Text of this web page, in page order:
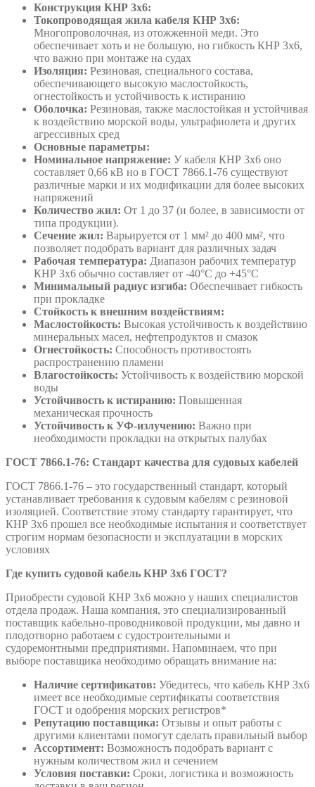
Конструкция КНР 3х6:
Токопроводящая жила кабеля КНР 3х6:
Многопроволочная, из отожженной меди. Это
обеспечивает хоть и не большую, но гибкость КНР 3х6,
что важно при монтаже на судах
Изоляция: Резиновая, специального состава,
обеспечивающего высокую маслостойкость,
огнестойкость и устойчивость к истиранию
Оболочка: Резиновая, также маслостойкая и устойчивая
к воздействию морской воды, ультрафиолета и других
агрессивных сред
Основные параметры:
Номинальное напряжение: У кабеля КНР 3х6 оно
составляет 0,66 кВ но в ГОСТ 7866.1-76 существуют
различные марки и их модификации для более высоких
напряжений
Количество жил: От 1 до 37 (и более, в зависимости от
типа продукции).
Сечение жил: Варьируется от 1 мм² до 400 мм², что
позволяет подобрать вариант для различных задач
Рабочая температура: Диапазон рабочих температур
КНР 3х6 обычно составляет от -40°C до +45°C
Минимальный радиус изгиба: Обеспечивает гибкость
при прокладке
Стойкость к внешним воздействиям:
Маслостойкость: Высокая устойчивость к воздействию
минеральных масел, нефтепродуктов и смазок
Огнестойкость: Способность противостоять
распространению пламени
Влагостойкость: Устойчивость к воздействию морской
воды
Устойчивость к истиранию: Повышенная
механическая прочность
Устойчивость к УФ-излучению: Важно при
необходимости прокладки на открытых палубах
ГОСТ 7866.1-76: Стандарт качества для судовых кабелей
ГОСТ 7866.1-76 – это государственный стандарт, который
устанавливает требования к судовым кабелям с резиновой
изоляцией. Соответствие этому стандарту гарантирует, что
КНР 3х6 прошел все необходимые испытания и соответствует
строгим нормам безопасности и эксплуатации в морских
условиях
Где купить судовой кабель КНР 3х6 ГОСТ?
Приобрести судовой КНР 3х6 можно у наших специалистов
отдела продаж. Наша компания, это специализированный
поставщик кабельно-проводниковой продукции, мы давно и
плодотворно работаем с судостроительными и
судоремонтными предприятиями. Напоминаем, что при
выборе поставщика необходимо обращать внимание на:
Наличие сертификатов: Убедитесь, что кабель КНР 3х6
имеет все необходимые сертификаты соответствия
ГОСТ и одобрения морских регистров*
Репутацию поставщика: Отзывы и опыт работы с
другими клиентами помогут сделать правильный выбор
Ассортимент: Возможность подобрать вариант с
нужным количеством жил и сечением
Условия поставки: Сроки, логистика и возможность